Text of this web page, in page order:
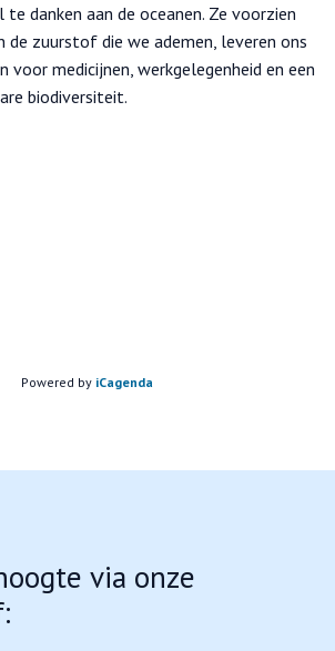
te danken aan de oceanen. Ze voorzien
zuurstof die we ademen, leveren ons
voor medicijnen, werkgelegenheid en een
biodiversiteit.
Powered by iCagenda
via onze